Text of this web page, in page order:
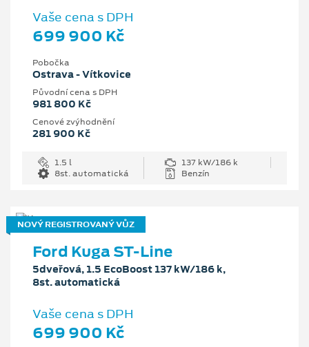
Vaše cena s DPH
699 900 Kč
Pobočka
Ostrava - Vítkovice
Původní cena s DPH
981 800 Kč
Cenové zvýhodnění
281 900 Kč
1.5 l
137 kW/186 k
8st. automatická
Benzín
NOVÝ REGISTROVANÝ VŮZ
Ford Kuga ST-Line
5dveřová, 1.5 EcoBoost 137 kW/186 k,
8st. automatická
Vaše cena s DPH
699 900 Kč